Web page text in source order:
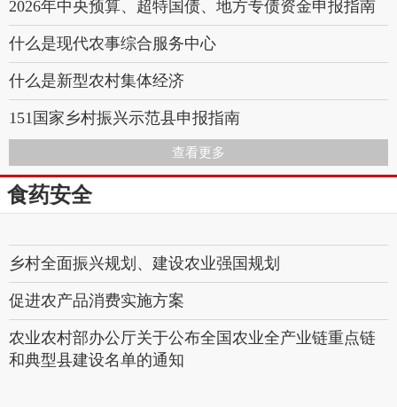
2026年中央预算、超特国债、地方专债资金申报指南
什么是现代农事综合服务中心
什么是新型农村集体经济
151国家乡村振兴示范县申报指南
144设施农业政策奖补2026申报指南
113国家级特色小镇
查看更多
食药安全
乡村全面振兴规划、建设农业强国规划
促进农产品消费实施方案
农业农村部办公厅关于公布全国农业全产业链重点链
和典型县建设名单的通知